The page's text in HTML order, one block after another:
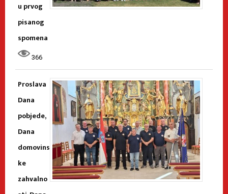
u prvog
pisanog
spomena
366
Proslava
Dana
pobjede,
Dana
domovins
ke
zahvalno